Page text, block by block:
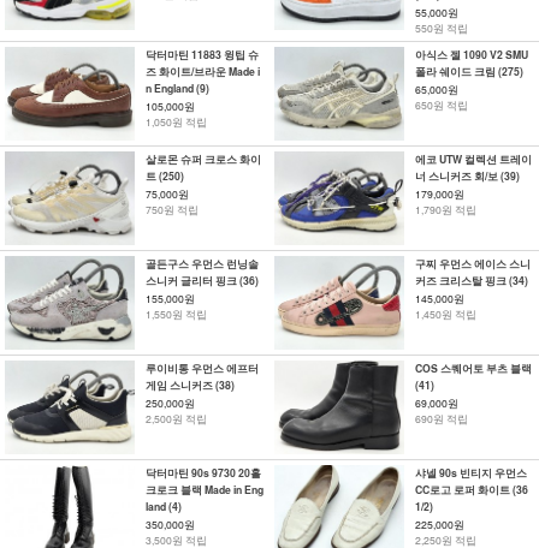
55,000원
550원 적립
닥터마틴 11883 윙팁 슈
즈 화이트/브라운 Made i
n England (9)
105,000원
1,050원 적립
아식스 젤 1090 V2 SMU
폴라 쉐이드 크림 (275)
65,000원
650원 적립
살로몬 슈퍼 크로스 화이
트 (250)
75,000원
750원 적립
에코 UTW 컬렉션 트레이
너 스니커즈 회/보 (39)
179,000원
1,790원 적립
골든구스 우먼스 런닝솔
스니커 글리터 핑크 (36)
155,000원
1,550원 적립
구찌 우먼스 에이스 스니
커즈 크리스탈 핑크 (34)
145,000원
1,450원 적립
루이비통 우먼스 에프터
게임 스니커즈 (38)
250,000원
2,500원 적립
COS 스퀘어토 부츠 블랙
(41)
69,000원
690원 적립
닥터마틴 90s 9730 20홀
크로크 블랙 Made in Eng
land (4)
350,000원
3,500원 적립
샤넬 90s 빈티지 우먼스
CC로고 로퍼 화이트 (36
1/2)
225,000원
2,250원 적립